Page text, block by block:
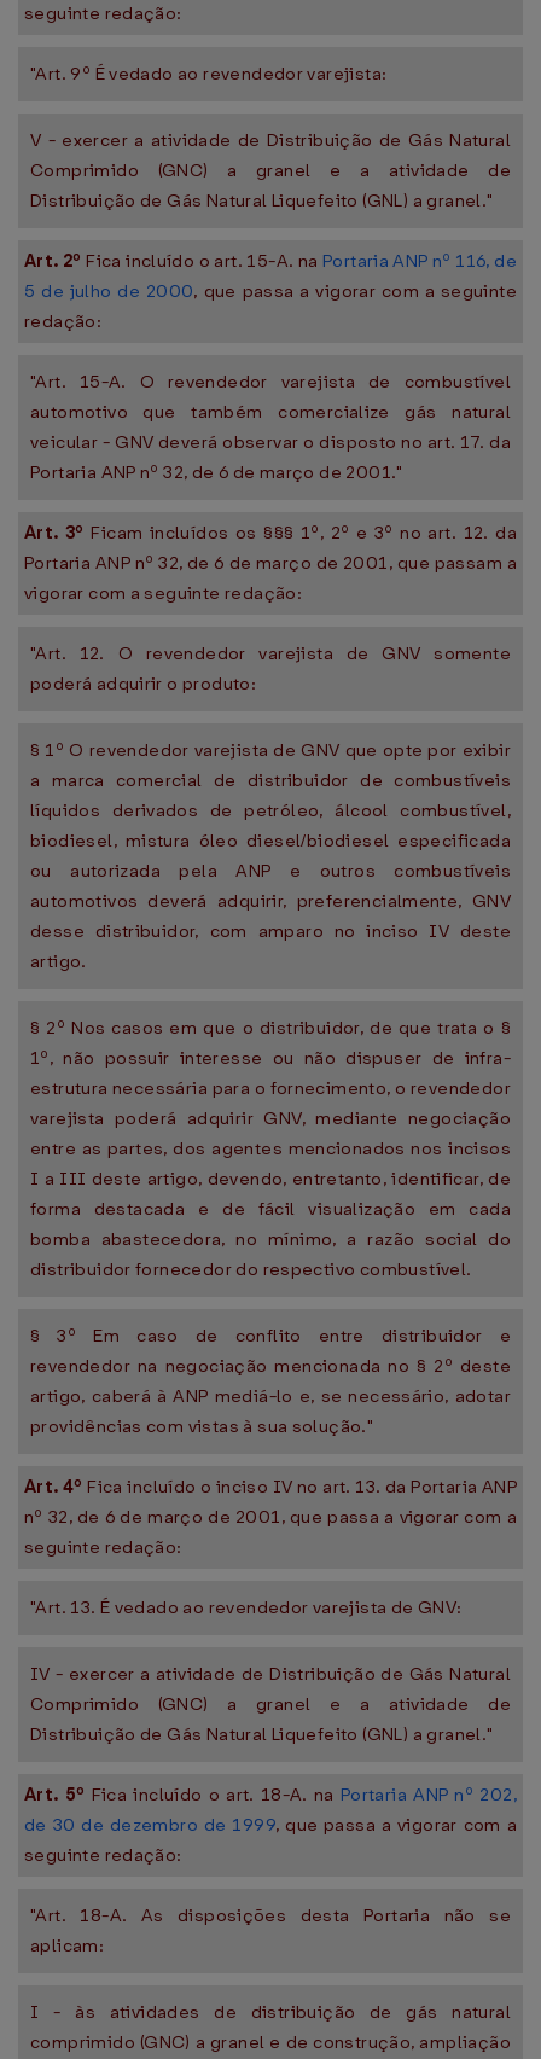
seguinte redação:
"Art. 9º É vedado ao revendedor varejista:
V - exercer a atividade de Distribuição de Gás Natural
Comprimido (GNC) a granel e a atividade de
Distribuição de Gás Natural Liquefeito (GNL) a granel."
Art. 2º Fica incluído o art. 15-A. na Portaria ANP nº 116, de
5 de julho de 2000, que passa a vigorar com a seguinte
redação:
"Art. 15-A. O revendedor varejista de combustível
automotivo que também comercialize gás natural
veicular - GNV deverá observar o disposto no art. 17. da
Portaria ANP nº 32, de 6 de março de 2001."
Art. 3º Ficam incluídos os §§§ 1º, 2º e 3º no art. 12. da
Portaria ANP nº 32, de 6 de março de 2001, que passam a
vigorar com a seguinte redação:
"Art. 12. O revendedor varejista de GNV somente
poderá adquirir o produto:
§ 1º O revendedor varejista de GNV que opte por exibir
a marca comercial de distribuidor de combustíveis
líquidos derivados de petróleo, álcool combustível,
biodiesel, mistura óleo diesel/biodiesel especificada
ou autorizada pela ANP e outros combustíveis
automotivos deverá adquirir, preferencialmente, GNV
desse distribuidor, com amparo no inciso IV deste
artigo.
§ 2º Nos casos em que o distribuidor, de que trata o §
1º, não possuir interesse ou não dispuser de infra-
estrutura necessária para o fornecimento, o revendedor
varejista poderá adquirir GNV, mediante negociação
entre as partes, dos agentes mencionados nos incisos
I a III deste artigo, devendo, entretanto, identificar, de
forma destacada e de fácil visualização em cada
bomba abastecedora, no mínimo, a razão social do
distribuidor fornecedor do respectivo combustível.
§ 3º Em caso de conflito entre distribuidor e
revendedor na negociação mencionada no § 2º deste
artigo, caberá à ANP mediá-lo e, se necessário, adotar
providências com vistas à sua solução."
Art. 4º Fica incluído o inciso IV no art. 13. da Portaria ANP
nº 32, de 6 de março de 2001, que passa a vigorar com a
seguinte redação:
"Art. 13. É vedado ao revendedor varejista de GNV:
IV - exercer a atividade de Distribuição de Gás Natural
Comprimido (GNC) a granel e a atividade de
Distribuição de Gás Natural Liquefeito (GNL) a granel."
Art. 5º Fica incluído o art. 18-A. na Portaria ANP nº 202,
de 30 de dezembro de 1999, que passa a vigorar com a
seguinte redação:
"Art. 18-A. As disposições desta Portaria não se
aplicam:
I - às atividades de distribuição de gás natural
comprimido (GNC) a granel e de construção, ampliação